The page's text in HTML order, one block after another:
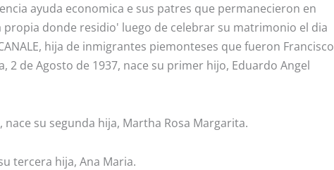
ayuda economica e sus patres que permanecieron en
propia donde residio' luego de celebrar su matrimonio el dia
hija de inmigrantes piemonteses que fueron Francisco
2 de Agosto de 1937, nace su primer hijo, Eduardo Angel
nace su segunda hija, Martha Rosa Margarita.
tercera hija, Ana Maria.